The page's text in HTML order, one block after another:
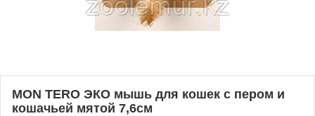
MON TERO ЭКО мышь для кошек с пером и
кошачьей мятой 7,6см